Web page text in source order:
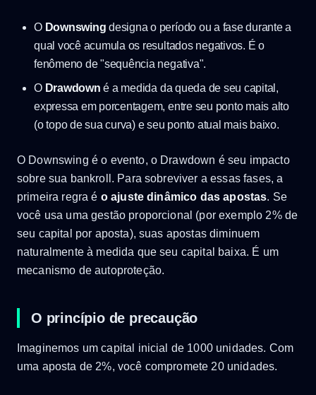
O Downswing designa o período ou a fase durante a
qual você acumula os resultados negativos. É o
fenômeno de "sequência negativa".
O Drawdown é a medida da queda de seu capital,
expressa em porcentagem, entre seu ponto mais alto
(o topo de sua curva) e seu ponto atual mais baixo.
O Downswing é o evento, o Drawdown é seu impacto
sobre sua bankroll. Para sobreviver a essas fases, a
primeira regra é o ajuste dinâmico das apostas. Se
você usa uma gestão proporcional (por exemplo 2% de
seu capital por aposta), suas apostas diminuem
naturalmente à medida que seu capital baixa. É um
mecanismo de autoproteção.
O princípio de precaução
Imaginemos um capital inicial de 1000 unidades. Com
uma aposta de 2%, você compromete 20 unidades.